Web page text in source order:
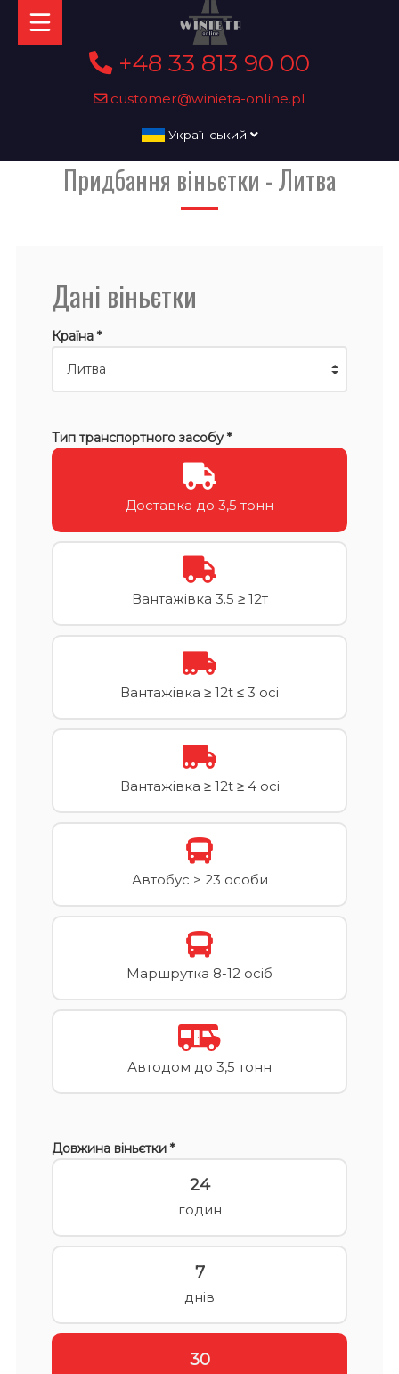
+48 33 813 90 00
customer@winieta-online.pl
Український
Придбання віньєтки - Литва
Дані віньєтки
Країна *
Тип транспортного засобу *
Доставка до 3,5 тонн
Вантажівка 3.5 ≥ 12т
Вантажівка ≥ 12t ≤ 3 осі
Вантажівка ≥ 12t ≥ 4 осі
Автобус > 23 особи
Маршрутка 8-12 осіб
Автодом до 3,5 тонн
Довжина віньєтки *
24
годин
7
днів
30